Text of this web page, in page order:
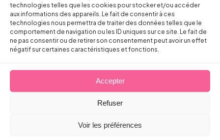
technologies telles que les cookies pour stocker et/ou accéder
aux informations des appareils. Le fait de consentir à ces
technologies nous permettra de traiter des données telles que le
comportement de navigation ou les ID uniques sur ce site. Le fait de
ne pas consentir ou de retirer son consentement peut avoir un effet
négatif sur certaines caractéristiques et fonctions.
Accepter
Refuser
Voir les préférences
Sébastien MILLET
1 septembre 2015
Droit de la Santé, sécurité au travail